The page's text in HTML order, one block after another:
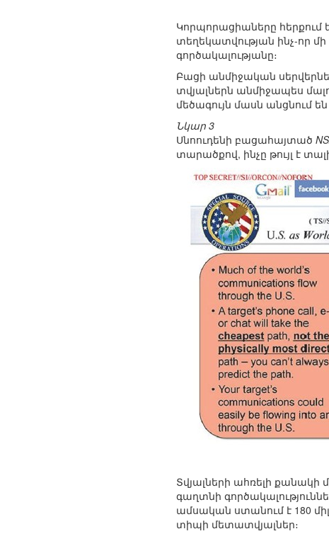
Կորպորացիաները հերքում
տեղեկատվության ինչ-որ
գործակալությանը։
Բացի անմիջական
տվյալներն անմիջապես
մեծագույն մասն անցնում
Նկար 3
Սնոուդենի բացահայտած
տարածքով, ինչը թույլ է
Տվյալների ահռելի
գաղտնի
ամսական ստանում է 180
տիպի մետատվյալներ։